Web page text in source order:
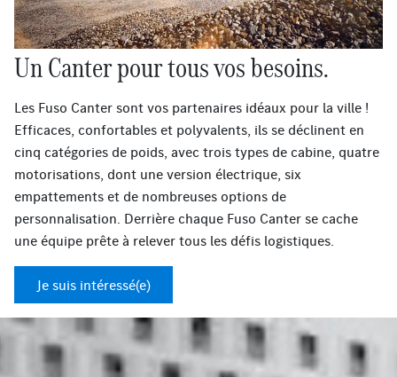
Un Canter pour tous vos besoins.
Les Fuso Canter sont vos partenaires idéaux pour la ville !
Efficaces, confortables et polyvalents, ils se déclinent en
cinq catégories de poids, avec trois types de cabine, quatre
motorisations, dont une version électrique, six
empattements et de nombreuses options de
personnalisation. Derrière chaque Fuso Canter se cache
une équipe prête à relever tous les défis logistiques.
Je suis intéressé(e)